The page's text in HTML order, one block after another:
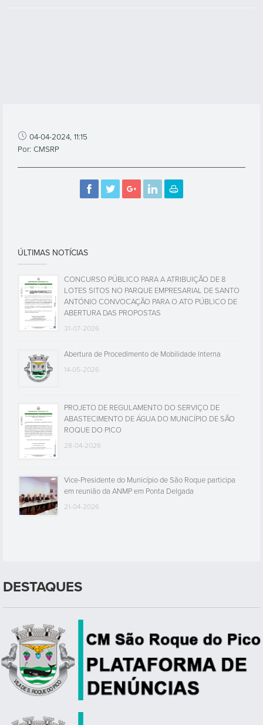
04-04-2024, 11:15
Por: CMSRP
ÚLTIMAS NOTÍCIAS
CONCURSO PÚBLICO PARA A ATRIBUIÇÃO DE 8
LOTES SITOS NO PARQUE EMPRESARIAL DE SANTO
ANTÓNIO CONVOCAÇÃO PARA O ATO PÚBLICO DE
ABERTURA DAS PROPOSTAS
31-07-2026
Abertura de Procedimento de Mobilidade Interna
14-05-2026
PROJETO DE REGULAMENTO DO SERVIÇO DE
ABASTECIMENTO DE ÁGUA DO MUNICÍPIO DE SÃO
ROQUE DO PICO
28-04-2026
Vice-Presidente do Município de São Roque participa
em reunião da ANMP em Ponta Delgada
21-04-2026
DESTAQUES